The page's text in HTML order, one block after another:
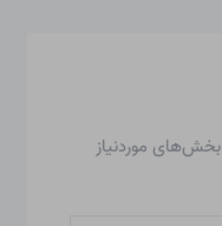
بخش‌های موردنیاز